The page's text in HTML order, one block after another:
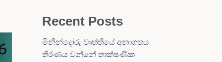
Recent Posts
මිනින්දෝරු වෘත්තියේ අනාගතය
තීරණය වන්නේ තාක්ෂණික